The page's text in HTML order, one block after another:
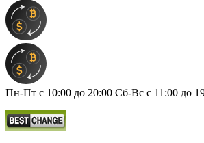
Пн-Пт с 10:00 до 20:00 Сб-Вс с 11:00 до